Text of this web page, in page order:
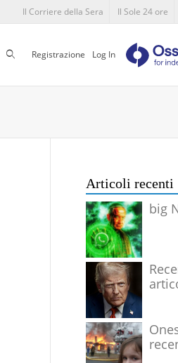
Il Corriere della Sera Il Sole 24 ore
CercaRegistrazione Log In
Articoli recenti
big